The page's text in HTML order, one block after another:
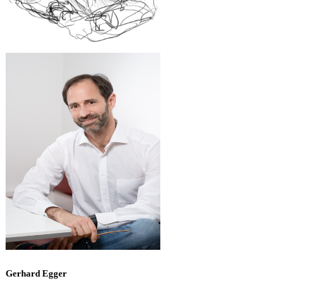
Gerhard Egger